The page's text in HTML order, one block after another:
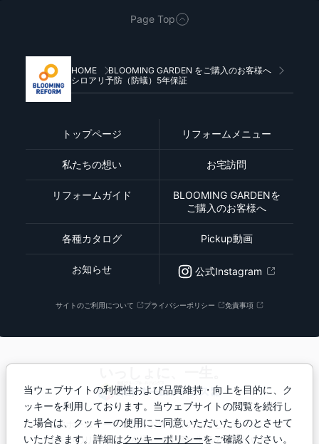
HOME
BLOOMING GARDEN をご購入のお客様へ
シロアリ予防（防蟻）5年保証
Page Top
トップページ リフォームメニュー
私たちの想い お宅訪問
リフォームガイド
BLOOMING GARDENを
ご購入のお客様へ
各種カタログ Pickup動画
お知らせ 公式Instagram
サイトのご利用について プライバシーポリシー 免責事項
東栄ホームサービスは、お客さまの暮らしに寄り添い
住まいのリフォームを通じて快適な生活のお手伝いを
当ウェブサイトの利便性および品質維持・向上を目的に、ク
ッキーを利用しております。当ウェブサイトの閲覧を続行し
た場合は、クッキーの使用にご同意いただいたものとさせて
いただきます。詳細はクッキーポリシーをご確認ください。